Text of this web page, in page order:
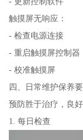
触摸屏无响应：
- 检查电源连接
- 重启触摸屏控制器
- 校准触摸屏
四、日常维护保养
预防胜于治疗，良
1. 每日检查